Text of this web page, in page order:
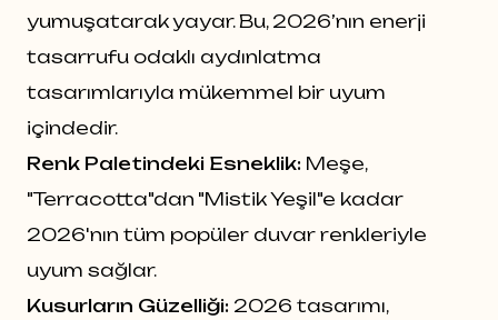
yumuşatarak yayar. Bu, 2026’nın enerji
tasarrufu odaklı aydınlatma
tasarımlarıyla mükemmel bir uyum
içindedir.
Renk Paletindeki Esneklik: Meşe,
"Terracotta"dan "Mistik Yeşil"e kadar
2026'nın tüm popüler duvar renkleriyle
uyum sağlar.
Kusurların Güzelliği: 2026 tasarımı,